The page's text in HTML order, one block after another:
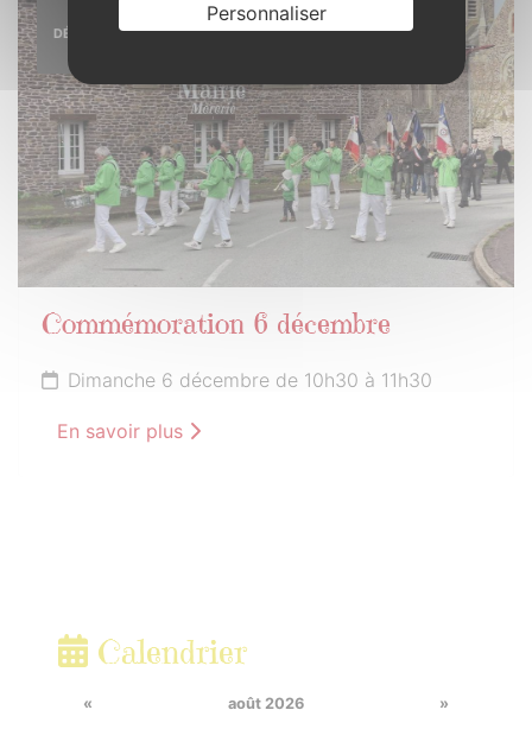
DÉCEMBRE
Commémoration 6 décembre
Dimanche 6 décembre de 10h30 à 11h30
En savoir plus
Calendrier
« août 2026
»
Personnaliser